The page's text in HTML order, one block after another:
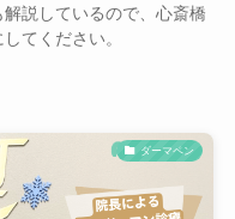
説しているので、心斎橋
てください。
ダーマペン